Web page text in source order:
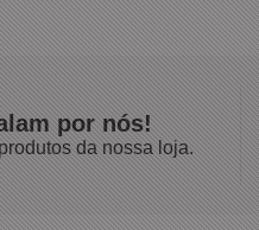
por nós!
da nossa loja.